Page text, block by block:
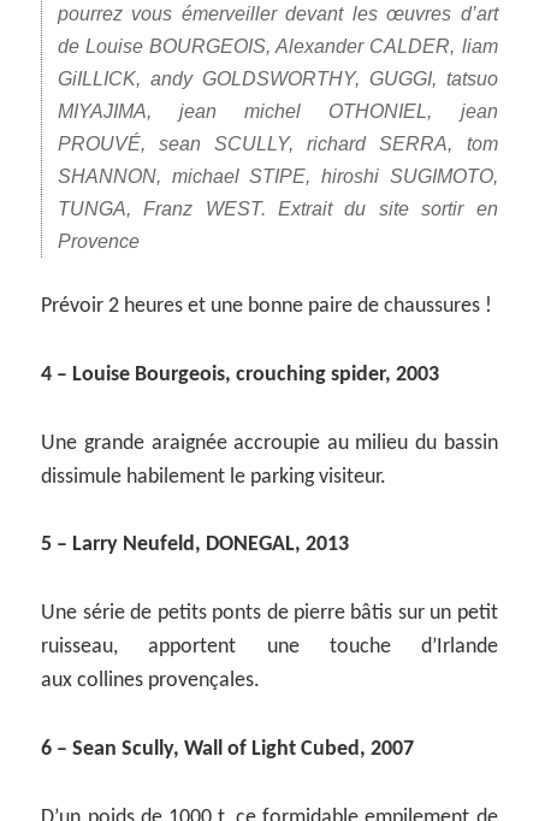
pourrez vous émerveiller devant les œuvres d’art
deLouise BOURGEOIS, Alexander CALDER, liam
GiILLICK, andy GOLDSWORTHY, GUGGI, tatsuo
MIYAJIMA, jean michel OTHONIEL, jean
PROUVÉ, sean SCULLY, richard SERRA, tom
SHANNON, michael STIPE, hiroshi SUGIMOTO,
TUNGA, Franz WEST. Extrait du site sortir en
Provence
Prévoir 2 heures et une bonne paire de chaussures !
4 – Louise Bourgeois, crouching spider, 2003
Une grande araignée accroupie au milieu du bassin
dissimule habilement le parking visiteur.
5 – Larry Neufeld, DONEGAL, 2013
Une série de petits ponts de pierre bâtis sur un petit
ruisseau, apportent une touche d’Irlande
aux collines provençales.
6 – Sean Scully, Wall of Light Cubed, 2007